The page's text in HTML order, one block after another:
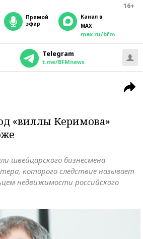
16+
прямой
эфир
Канал в
MAX
max.ru/bfm
Telegram
t.me/BFMnews
«виллы Керимова»
швейцарского бизнесмена
которого следствие называет
недвижимости российского